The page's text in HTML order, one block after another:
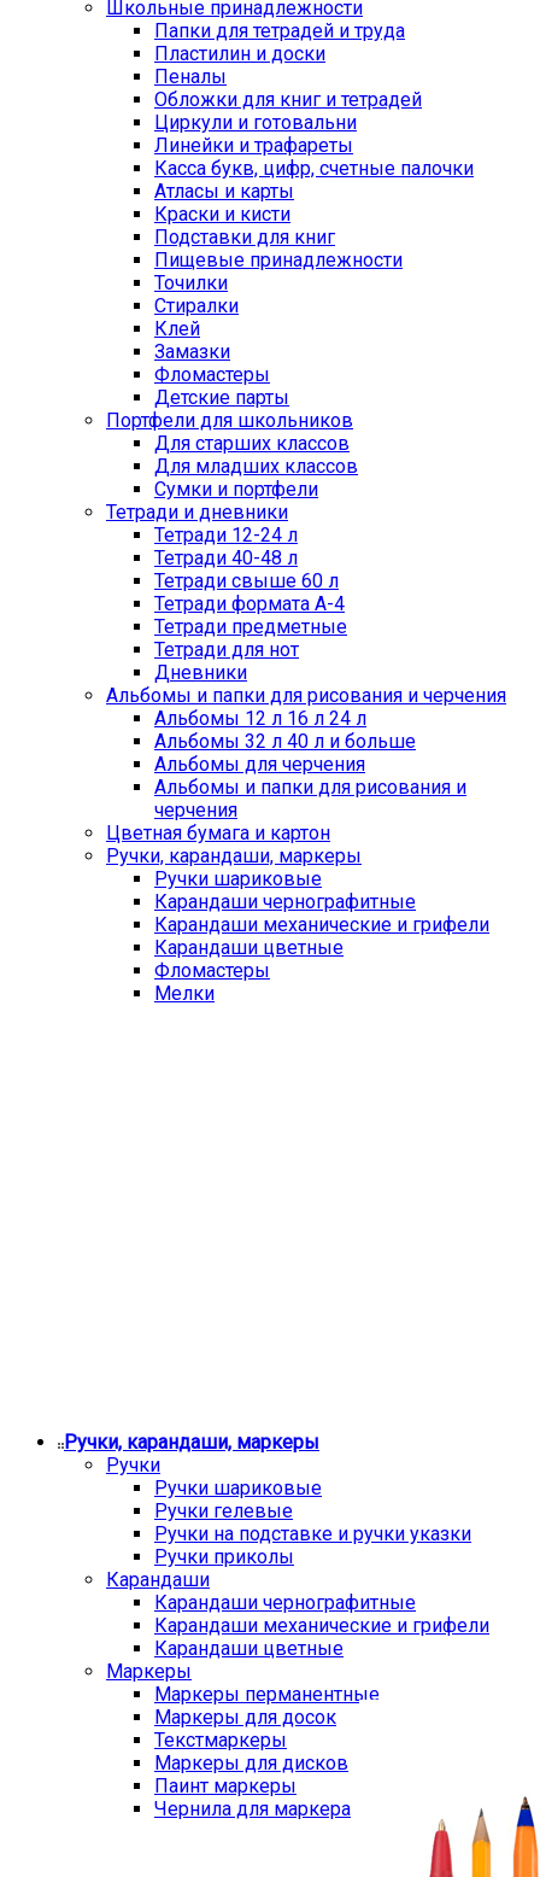
Школьные принадлежности
Папки для тетрадей и труда
Пластилин и доски
Пеналы
Обложки для книг и тетрадей
Циркули и готовальни
Линейки и трафареты
Касса букв, цифр, счетные палочки
Атласы и карты
Краски и кисти
Подставки для книг
Пищевые принадлежности
Точилки
Стиралки
Клей
Замазки
Фломастеры
Детские парты
Портфели для школьников
Для старших классов
Для младших классов
Сумки и портфели
Тетради и дневники
Тетради 12-24 л
Тетради 40-48 л
Тетради свыше 60 л
Тетради формата А-4
Тетради предметные
Тетради для нот
Дневники
Альбомы и папки для рисования и черчения
Альбомы 12 л 16 л 24 л
Альбомы 32 л 40 л и больше
Альбомы для черчения
Альбомы и папки для рисования и
черчения
Цветная бумага и картон
Ручки, карандаши, маркеры
Ручки шариковые
Карандаши чернографитные
Карандаши механические и грифели
Карандаши цветные
Фломастеры
Мелки
Ручки, карандаши, маркеры
Ручки
Ручки шариковые
Ручки гелевые
Ручки на подставке и ручки указки
Ручки приколы
Карандаши
Карандаши чернографитные
Карандаши механические и грифели
Карандаши цветные
Маркеры
Маркеры перманентные
Маркеры для досок
Текстмаркеры
Маркеры для дисков
Паинт маркеры
Чернила для маркера